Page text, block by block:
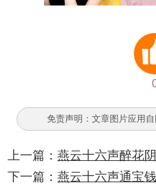
免责声明：文章图片应用
上一篇：燕云十六声醉花
下一篇：燕云十六声通宝